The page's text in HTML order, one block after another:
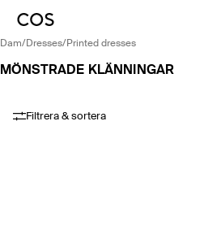
dam/ dresses/ printed dresses
MÖNSTRADE KLÄNNINGAR
Filtrera & sortera